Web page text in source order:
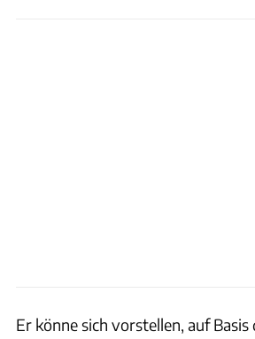
Er könne sich vorstellen, auf Basis